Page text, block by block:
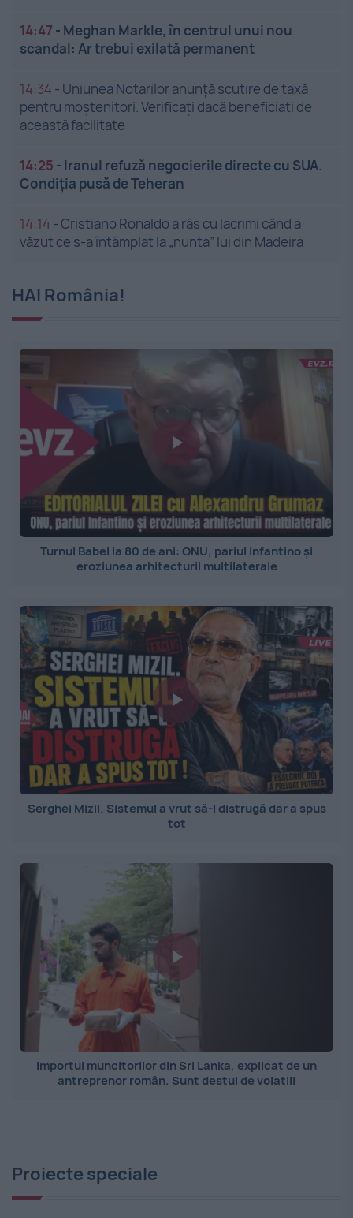
14:47 - Meghan Markle, în centrul unui nou
scandal: Ar trebui exilată permanent
14:34 - Uniunea Notarilor anunță scutire de taxă
pentru moștenitori. Verificați dacă beneficiați de
această facilitate
14:25 - Iranul refuză negocierile directe cu SUA.
Condiția pusă de Teheran
14:14 -Cristiano Ronaldo a râs cu lacrimi când a
văzut ce s-a întâmplat la „nunta” lui din Madeira
HAI România!
Turnul Babel la 80 de ani: ONU, pariul Infantino și
eroziunea arhitecturii multilaterale
Serghei Mizil. Sistemul a vrut să-l distrugă dar a spus
tot
Importul muncitorilor din Sri Lanka, explicat de un
antreprenor român. Sunt destul de volatili
Proiecte speciale